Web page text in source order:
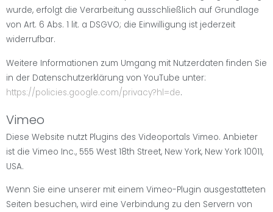
wurde, erfolgt die Verarbeitung ausschließlich auf Grundlage
von Art. 6 Abs. 1 lit. a DSGVO; die Einwilligung ist jederzeit
widerrufbar.
Weitere Informationen zum Umgang mit Nutzerdaten finden Sie
in der Datenschutzerklärung von YouTube unter:
https://policies.google.com/privacy?hl=de.
Vimeo
Diese Website nutzt Plugins des Videoportals Vimeo. Anbieter
ist die Vimeo Inc., 555 West 18th Street, New York, New York 10011,
USA.
Wenn Sie eine unserer mit einem Vimeo-Plugin ausgestatteten
Seiten besuchen, wird eine Verbindung zu den Servern von